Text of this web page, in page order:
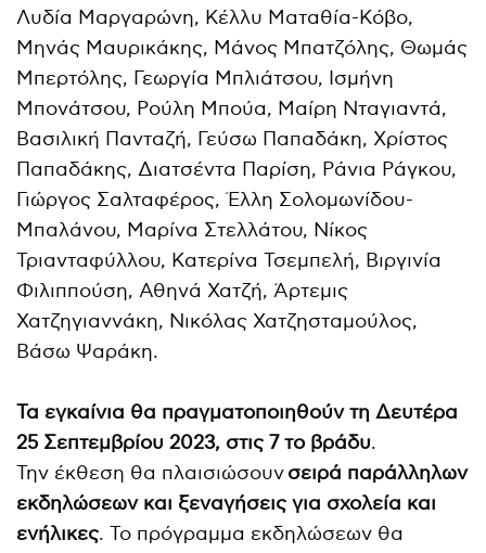
Λυδία Μαργαρώνη, Κέλλυ Ματαθία-Κόβο,
Μηνάς Μαυρικάκης, Μάνος Μπατζόλης, Θωμάς
Μπερτόλης, Γεωργία Μπλιάτσου, Ισμήνη
Μπονάτσου, Ρούλη Μπούα, Μαίρη Νταγιαντά,
Βασιλική Πανταζή, Γεύσω Παπαδάκη, Χρίστος
Παπαδάκης, Διατσέντα Παρίση, Ράνια Ράγκου,
Γιώργος Σαλταφέρος, Έλλη Σολομωνίδου-
Μπαλάνου, Μαρίνα Στελλάτου, Νίκος
Τριανταφύλλου, Κατερίνα Τσεμπελή, Βιργινία
Φιλιππούση, Αθηνά Χατζή, Άρτεμις
Χατζηγιαννάκη, Νικόλας Χατζησταμούλος,
Βάσω Ψαράκη.
Τα εγκαίνια θα πραγματοποιηθούν τη Δευτέρα
25 Σεπτεμβρίου 2023, στις 7 το βράδυ.
Την έκθεση θα πλαισιώσουνσειρά παράλληλων
εκδηλώσεων και ξεναγήσεις για σχολεία και
ενήλικες. Το πρόγραμμα εκδηλώσεων θα